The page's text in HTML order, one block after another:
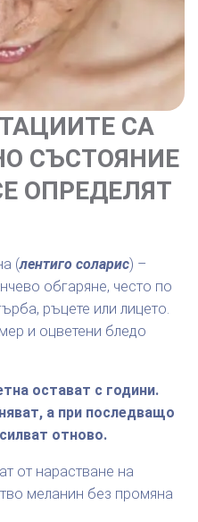
СА
СЪСТОЯНИЕ
ОПРЕДЕЛЯТ
(лентиго соларис) –
обгаряне, често по
ръцете или лицето.
и оцветени бледо
остават с години.
а при последващо
отново.
от нарастване на
меланин без промяна